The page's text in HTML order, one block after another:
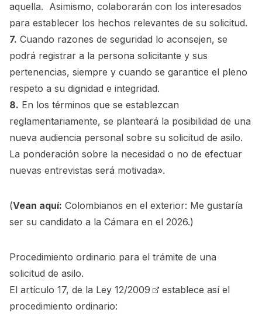
aquella. Asimismo, colaborarán con los interesados
para establecer los hechos relevantes de su solicitud.
7. Cuando razones de seguridad lo aconsejen, se
podrá registrar a la persona solicitante y sus
pertenencias, siempre y cuando se garantice el pleno
respeto a su dignidad e integridad.
8. En los términos que se establezcan
reglamentariamente, se planteará la posibilidad de una
nueva audiencia personal sobre su solicitud de asilo.
La ponderación sobre la necesidad o no de efectuar
nuevas entrevistas será motivada».
(Vean aquí: Colombianos en el exterior: Me gustaría
ser su candidato a la Cámara en el 2026.)
Procedimiento ordinario para el trámite de una
solicitud de asilo.
El artículo 17, de la Ley 12/2009
establece así el
procedimiento ordinario: